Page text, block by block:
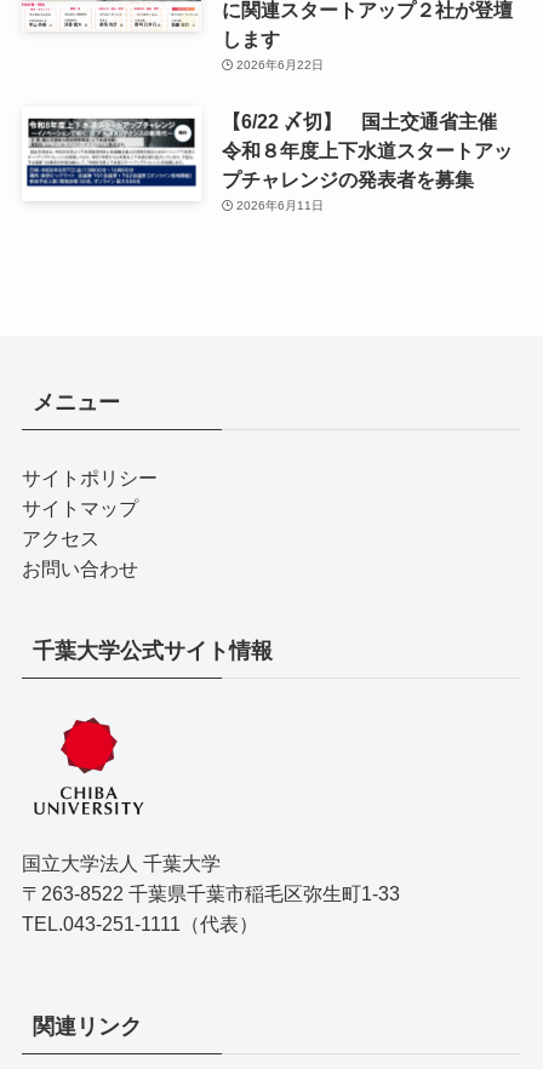
に関連スタートアップ２社が登壇
します
2026年6月22日
【6/22 〆切】 国土交通省主催
令和８年度上下水道スタートアッ
プチャレンジの発表者を募集
2026年6月11日
メニュー
サイトポリシー
サイトマップ
アクセス
お問い合わせ
千葉大学公式サイト情報
国立大学法人 千葉大学
〒263-8522 千葉県千葉市稲毛区弥生町1-33
TEL.043-251-1111（代表）
関連リンク